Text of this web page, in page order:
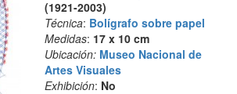
(1921-2003)
Técnica: Bolígrafo sobre papel
Medidas: 17 x 10 cm
Ubicación: Museo Nacional de
Artes Visuales
Exhibición: No